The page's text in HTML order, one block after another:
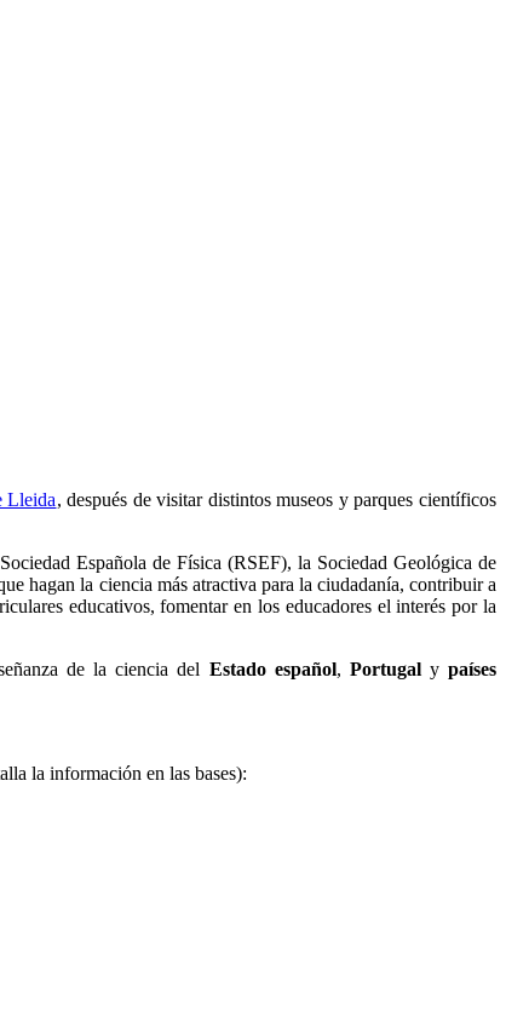
Lleida, después de visitar distintos museos y parques científicos
Española de Física (RSEF), la Sociedad Geológica de
hagan la ciencia más atractiva para la ciudadanía, contribuir a
educativos, fomentar en los educadores el interés por la
de la ciencia del Estado español, Portugalypaíses
la información en las bases):